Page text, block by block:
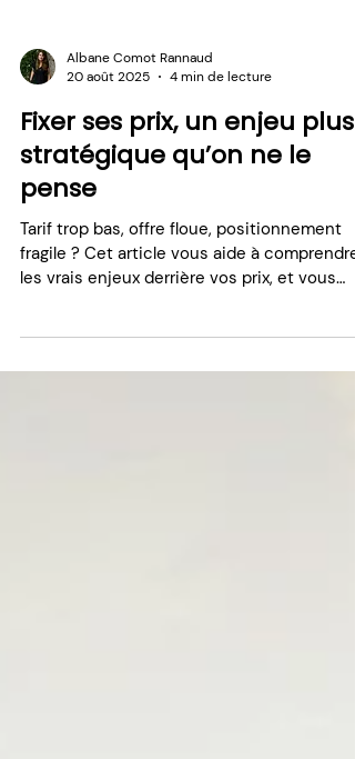
Albane Comot Rannaud
20 août 2025
4 min de lecture
Fixer ses prix, un enjeu plus
stratégique qu’on ne le
pense
fragile ? Cet article vous aide à comprendre
les vrais enjeux derrière vos prix, et vous